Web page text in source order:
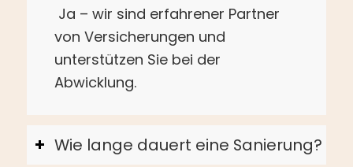
Ja – wir sind erfahrener Partner
von Versicherungen und
unterstützen Sie bei der
Abwicklung.
Wie lange dauert eine Sanierung?